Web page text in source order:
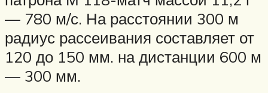
— 780 м/с. На расстоянии 300 м
радиус рассеивания составляет от
120 до 150 мм. на дистанции 600 м
— 300 мм.